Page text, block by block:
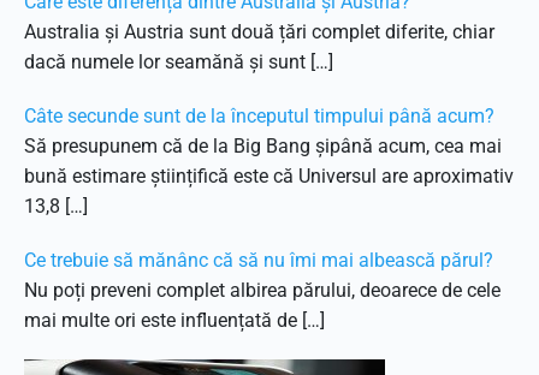
Australia și Austria sunt două țări complet diferite, chiar
dacă numele lor seamănă și sunt […]
Câte secunde sunt de la începutul timpului până acum?
Să presupunem că de la Big Bang șipână acum, cea mai
bună estimare științifică este că Universul are aproximativ
13,8 […]
Ce trebuie să mănânc că să nu îmi mai albească părul?
Nu poți preveni complet albirea părului, deoarece de cele
mai multe ori este influențată de […]